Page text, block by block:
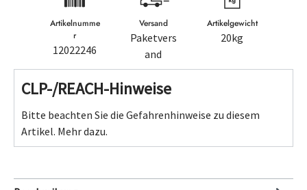
Artikelnumme
r
12022246
Versand
Paketvers
and
Artikelgewicht
20kg
CLP-/REACH-Hinweise
Bitte beachten Sie die Gefahrenhinweise zu diesem
Artikel. Mehr dazu.